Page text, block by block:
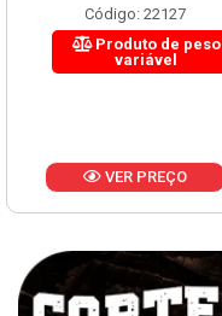
Código: 22127
Produto de peso
variável
VER PREÇO